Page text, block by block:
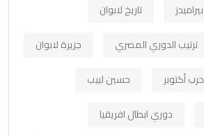
بيراميدز
تاريخ لابوان
ترتيب الدوري المصري
جزيرة لابوان
حرب أكتوبر
حسين لبيب
دوري ابطال افريقيا